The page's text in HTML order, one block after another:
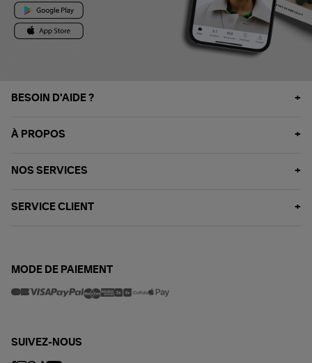
BESOIN D'AIDE ?
À PROPOS
NOS SERVICES
SERVICE CLIENT
MODE DE PAIEMENT
SUIVEZ-NOUS